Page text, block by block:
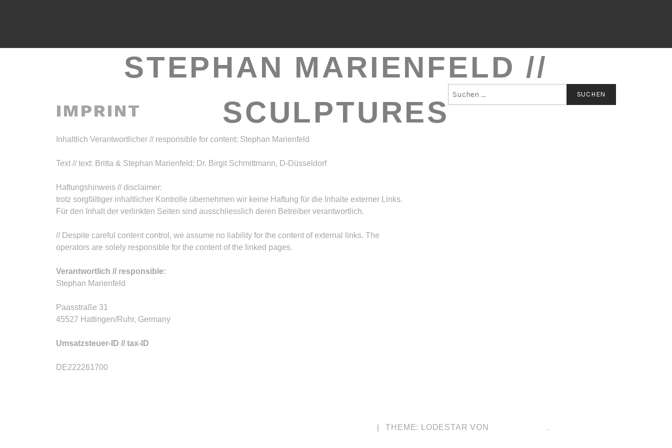
STEPHAN MARIENFELD //
SCULPTURES
IMPRINT
Inhaltlich Verantwortlicher // responsible for content: Stephan Marienfeld
Text // text: Britta & Stephan Marienfeld; Dr. Birgit Schmittmann, D-Düsseldorf
Haftungshinweis // disclaimer:
trotz sorgfältiger inhaltlicher Kontrolle übernehmen wir keine Haftung für die Inhalte externer Links.
Für den Inhalt der verlinkten Seiten sind ausschliesslich deren Betreiber verantwortlich.
// Despite careful content control, we assume no liability for the content of external links. The
operators are solely responsible for the content of the linked pages.
Verantwortlich // responsible:
Stephan Marienfeld
Paasstraße 31
45527 Hattingen/Ruhr, Germany
Umsatzsteuer-ID // tax-ID
DE222261700
nach:
THEME: LODESTAR VON .